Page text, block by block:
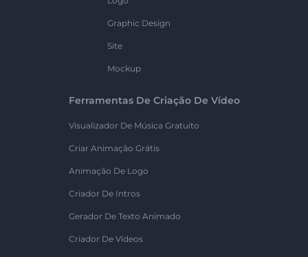
Graphic Design
Site
Mockup
Ferramentas De Criação De Vídeo
Visualizador De Música Gratuito
Criar Animação Grátis
Animação De Logo
Criador De Intros
Gerador De Texto Animado
Criador De Vídeos